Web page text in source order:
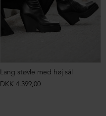
Lang støvle med høj sål
DKK 4.399,00